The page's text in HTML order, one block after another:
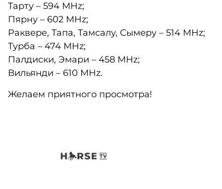
Тарту – 594 MHz;
Пярну – 602 MHz;
Раквере, Тапа, Тамсалу, Сымеру – 514 MHz;
Турба – 474 MHz;
Палдиски, Эмари – 458 MHz;
Вильянди – 610 MHz.
Желаем приятного просмотра!